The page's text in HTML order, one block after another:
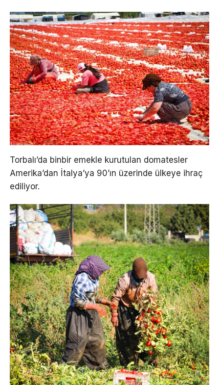
Torbalı’da binbir emekle kurutulan domatesler
Amerika’dan İtalya’ya 90’ın üzerinde ülkeye ihraç
ediliyor.